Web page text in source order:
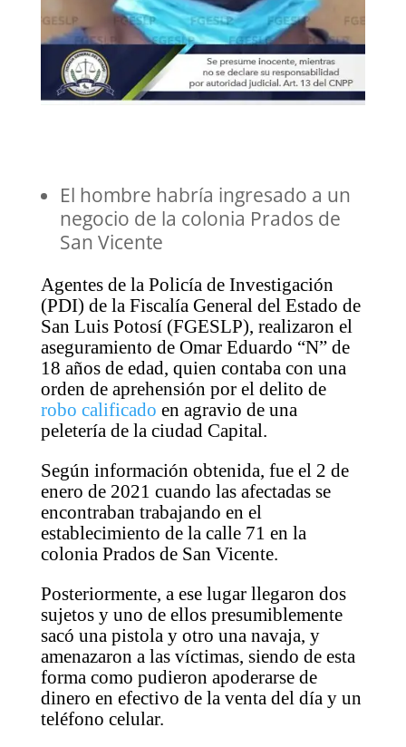
El hombre habría ingresado a un
negocio de la colonia Prados de
San Vicente
Agentes de la Policía de Investigación
(PDI) de la Fiscalía General del Estado de
San Luis Potosí (FGESLP), realizaron el
aseguramiento de Omar Eduardo “N” de
18 años de edad, quien contaba con una
orden de aprehensión por el delito de
robo calificado en agravio de una
peletería de la ciudad Capital.
Según información obtenida, fue el 2 de
enero de 2021 cuando las afectadas se
encontraban trabajando en el
establecimiento de la calle 71 en la
colonia Prados de San Vicente.
Posteriormente, a ese lugar llegaron dos
sujetos y uno de ellos presumiblemente
sacó una pistola y otro una navaja, y
amenazaron a las víctimas, siendo de esta
forma como pudieron apoderarse de
dinero en efectivo de la venta del día y un
teléfono celular.